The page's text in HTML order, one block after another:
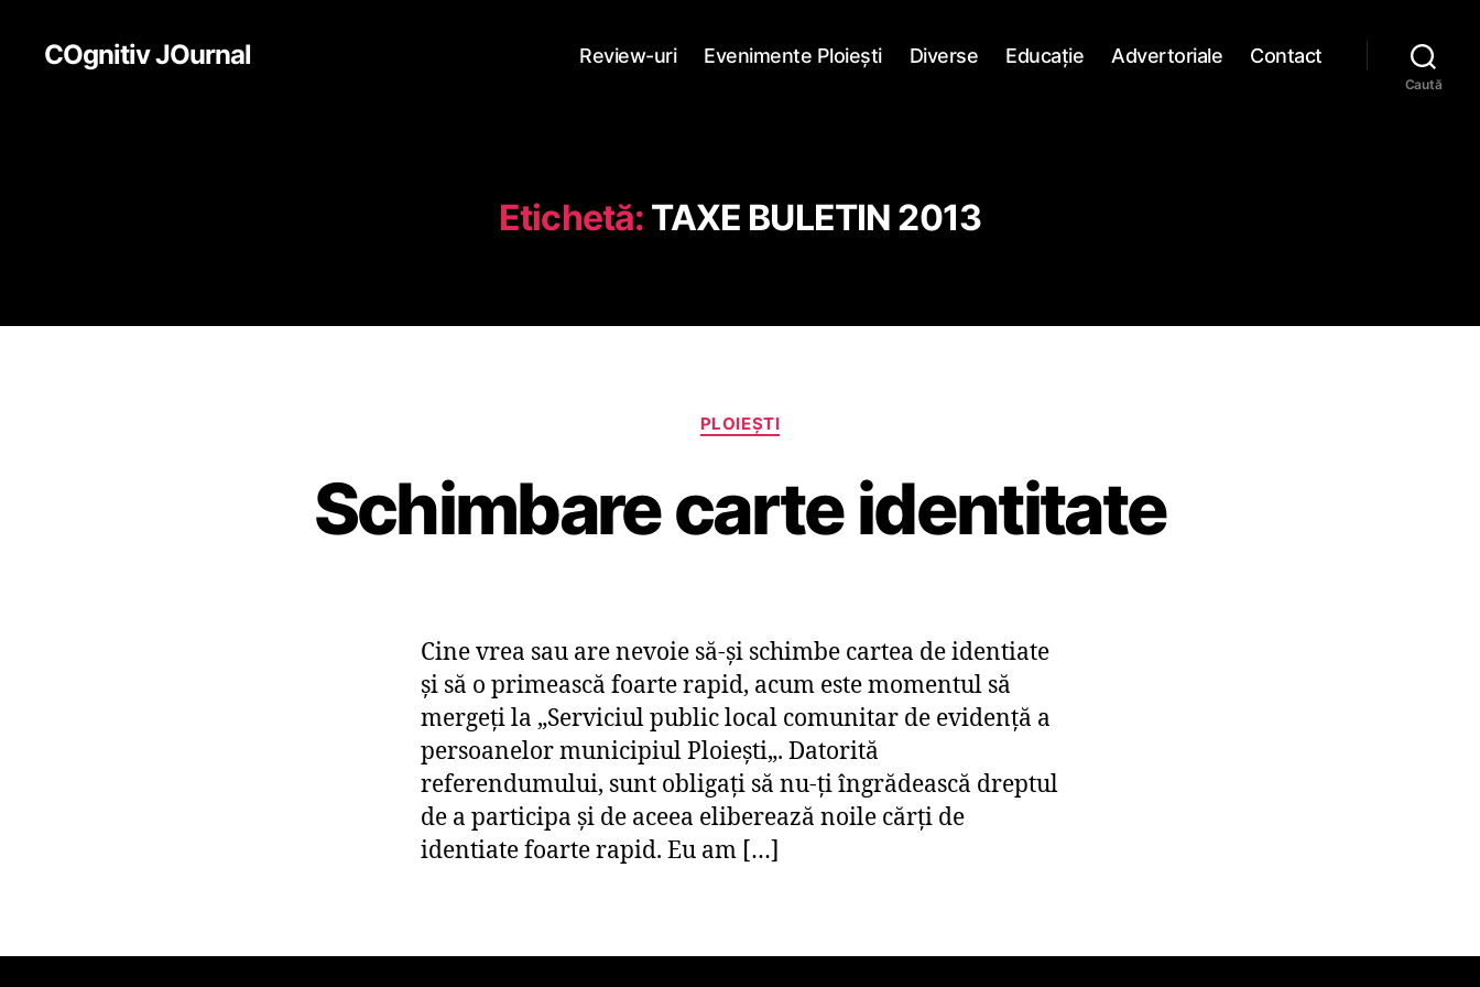
COgnitiv JOurnal Review-uri Evenimente Ploieşti Diverse Educaţie Advertoriale Contact
Caută
Etichetă: TAXE BULETIN 2013
Categorii
PLOIEŞTI
Schimbare carte identitate
Cine vrea sau are nevoie să-şi schimbe cartea de identiate
şi să o primească foarte rapid, acum este momentul să
mergeţi la „Serviciul public local comunitar de evidenţă a
persoanelor municipiul Ploieşti„. Datorită
referendumului, sunt obligaţi să nu-ţi îngrădească dreptul
de a participa şi de aceea eliberează noile cărţi de
identiate foarte rapid. Eu am […]